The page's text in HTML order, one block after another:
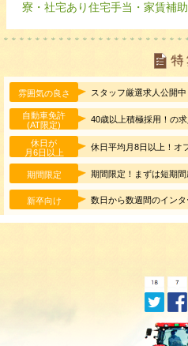
寮・社宅あり住宅手当・家賃補
雰囲気の良さ スタッフ厳選求人公開中
自動車免許
(AT限定)
40歳以上積極採用！の
休日が
月6日以上
休日平均月8日以上！オ
期間限定 期間限定！まずは短期
新卒向け 数日から数週間のインタ